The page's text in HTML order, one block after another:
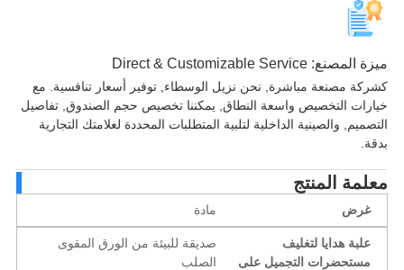
المصنع:Direct & Customizable Service
مصنعة مباشرة, نحن نزيل الوسطاء, توفير أسعار تنافسية. مع
التخصيص واسعة النطاق, يمكننا تخصيص حجم الصندوق, تفاصيل
والصينية الداخلية لتلبية المتطلبات المحددة لعلامتك التجارية
المنتج
علبة هدايا لتغليف
مستحضرات التجميل على
صديقة للبيئة من الورق المقوى
الصلب